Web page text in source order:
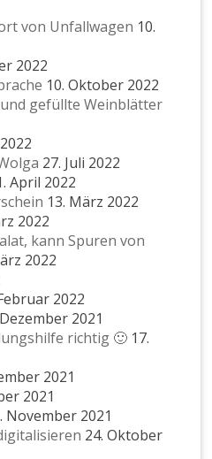
von Unfallwagen 10.
2022
10. Oktober 2022
gefüllte Weinblätter
27. Juli 2022
April 2022
13. März 2022
2022
kann Spuren von
2022
2022
2021
richtig 🙂 17.
2021
2021
November 2021
24. Oktober